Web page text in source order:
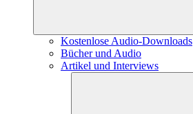
Kostenlose Audio-Downloads
Bücher und Audio
Artikel und Interviews